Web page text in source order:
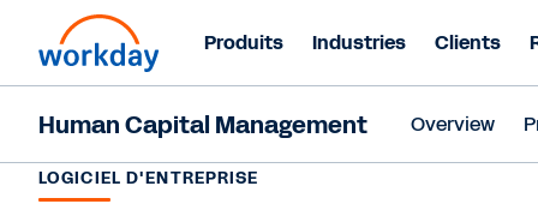
Produits Industries Clients
Human Capital Management Overview
LOGICIEL D'ENTREPRISE